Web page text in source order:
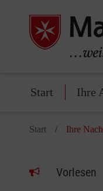
Start Ihre
Start Ihre
Vorlesen